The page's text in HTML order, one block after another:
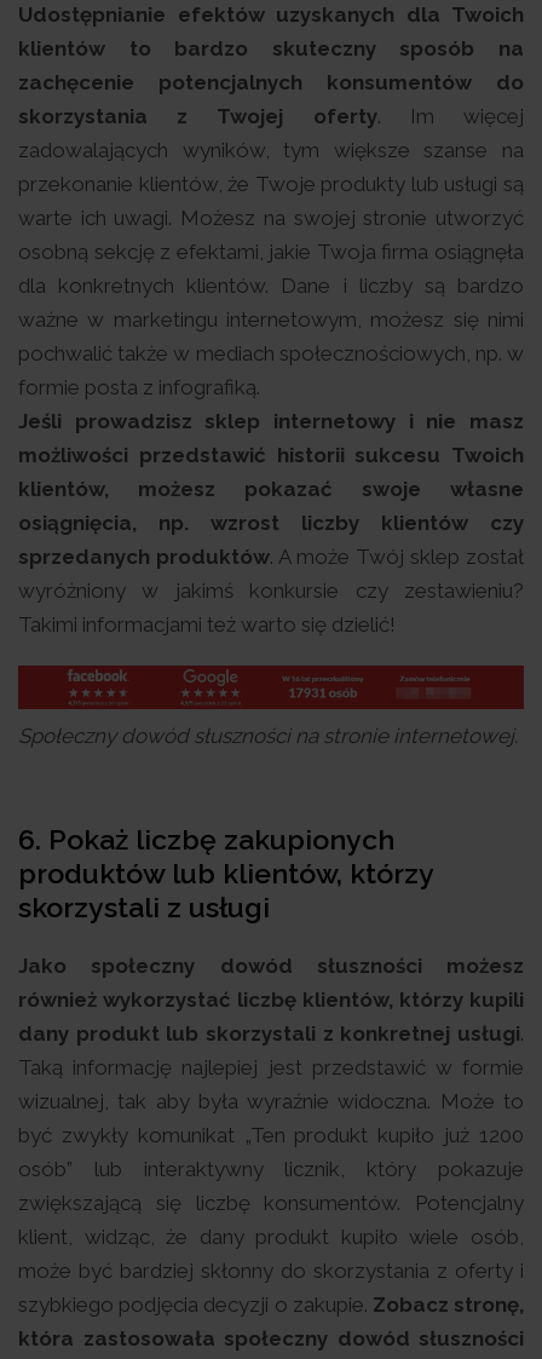
Udostępnianie efektów uzyskanych dla Twoich
klientów to bardzo skuteczny sposób na
zachęcenie potencjalnych konsumentów do
skorzystania z Twojej oferty. Im więcej
zadowalających wyników, tym większe szanse na
przekonanie klientów, że Twoje produkty lub usługi są
warte ich uwagi. Możesz na swojej stronie utworzyć
osobną sekcję z efektami, jakie Twoja firma osiągnęła
dla konkretnych klientów. Dane i liczby są bardzo
ważne w marketingu internetowym, możesz się nimi
pochwalić także w mediach społecznościowych, np. w
formie posta z infografiką.
Jeśli prowadzisz sklep internetowy i nie masz
możliwości przedstawić historii sukcesu Twoich
klientów, możesz pokazać swoje własne
osiągnięcia, np. wzrost liczby klientów czy
sprzedanych produktów. A może Twój sklep został
wyróżniony w jakimś konkursie czy zestawieniu?
Takimi informacjami też warto się dzielić!
Społeczny dowód słuszności na stronie internetowej.
6. Pokaż liczbę zakupionych
produktów lub klientów, którzy
skorzystali z usługi
Jako społeczny dowód słuszności możesz
również wykorzystać liczbę klientów, którzy kupili
dany produkt lub skorzystali z konkretnej usługi.
Taką informację najlepiej jest przedstawić w formie
wizualnej, tak aby była wyraźnie widoczna. Może to
być zwykły komunikat „Ten produkt kupiło już 1200
osób” lub interaktywny licznik, który pokazuje
zwiększającą się liczbę konsumentów. Potencjalny
klient, widząc, że dany produkt kupiło wiele osób,
może być bardziej skłonny do skorzystania z oferty i
szybkiego podjęcia decyzji o zakupie. Zobacz stronę,
która zastosowała społeczny dowód słuszności